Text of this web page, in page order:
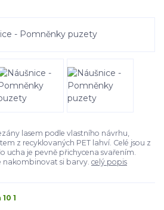
lasem podle vlastního návrhu,
z recyklovaných PET lahví. Celé jsou z
ucha je pevně přichycena svařením.
nakombinovat si barvy. celý popis
1